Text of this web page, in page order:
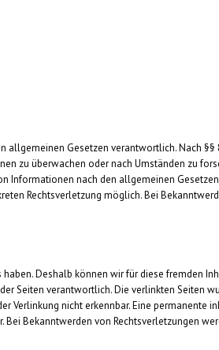
allgemeinen Gesetzen verantwortlich. Nach §§
zu überwachen oder nach Umständen zu
Informationen nach den allgemeinen
Rechtsverletzung möglich. Bei
Deshalb können wir für diese fremden
Seiten verantwortlich. Die verlinkten Seiten
Verlinkung nicht erkennbar. Eine permanente
Bekanntwerden von Rechtsverletzungen